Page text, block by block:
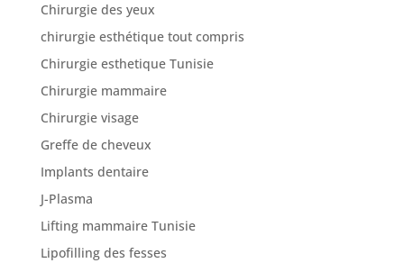
Devis
Chirurgie des yeux
chirurgie esthétique tout compris
Chirurgie esthetique Tunisie
Chirurgie mammaire
Chirurgie visage
Greffe de cheveux
Implants dentaire
J-Plasma
Lifting mammaire Tunisie
Lipofilling des fesses